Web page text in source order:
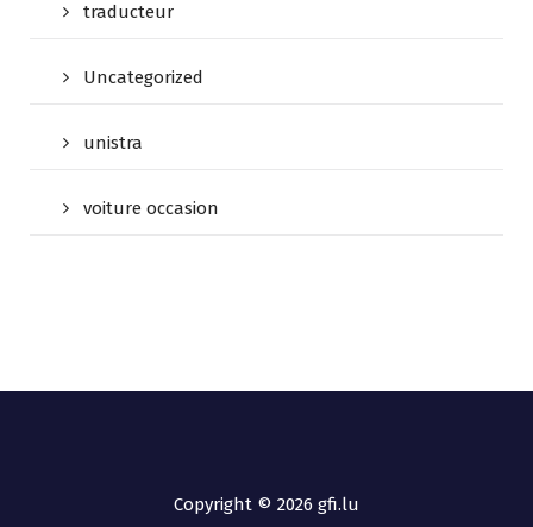
traducteur
Uncategorized
unistra
voiture occasion
Copyright © 2026 gfi.lu